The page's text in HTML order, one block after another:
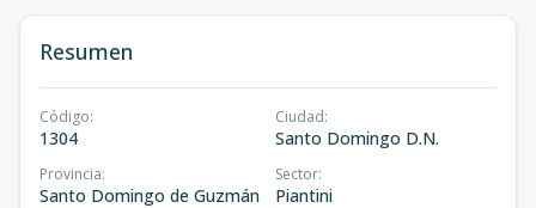
Resumen
Código:
1304
Ciudad:
Santo Domingo D.N.
Provincia:
Santo Domingo de Guzmán
Sector:
Piantini